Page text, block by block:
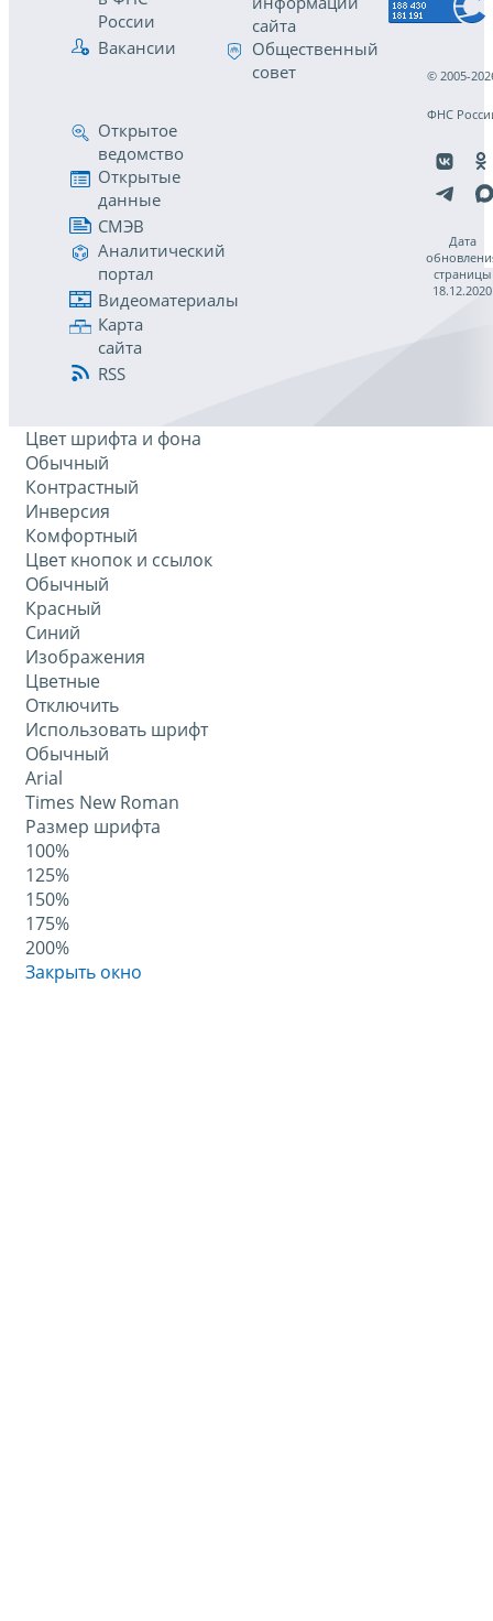
России
Вакансии
сайта
Общественный
совет
Открытое
ведомство
Открытые
данные
СМЭВ
Аналитический
портал
Видеоматериалы
Карта
сайта
RSS
© 2005-
ФНС
Дата
страницы
18.12.2020
Цвет шрифта и фона
Обычный
Контрастный
Инверсия
Комфортный
Цвет кнопок и ссылок
Обычный
Красный
Синий
Изображения
Цветные
Отключить
Использовать шрифт
Обычный
Arial
Times New Roman
Размер шрифта
100%
125%
150%
175%
200%
Закрыть окно